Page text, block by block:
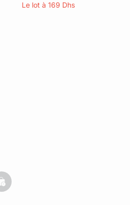
Le lot à 169 Dhs
basketfull